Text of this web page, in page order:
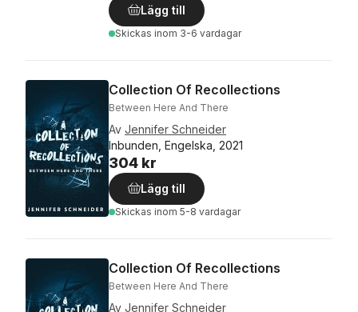
Lägg till
Skickas inom 3-6 vardagar
Collection Of Recollections
Between Here And There
Av Jennifer Schneider
Inbunden, Engelska, 2021
304 kr
Lägg till
Skickas inom 5-8 vardagar
Collection Of Recollections
Between Here And There
Av Jennifer Schneider